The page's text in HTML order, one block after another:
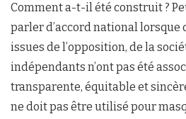
Comment a-t-il été construit ?
parler d’accord national lorsque
issues de l’opposition, de la
indépendants n’ont pas été
transparente, équitable et
ne doit pas être utilisé pour